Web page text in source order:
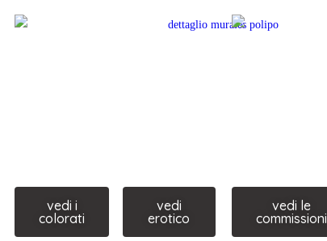
vedi i
colorati
vedi
erotico
vedi le
commissioni